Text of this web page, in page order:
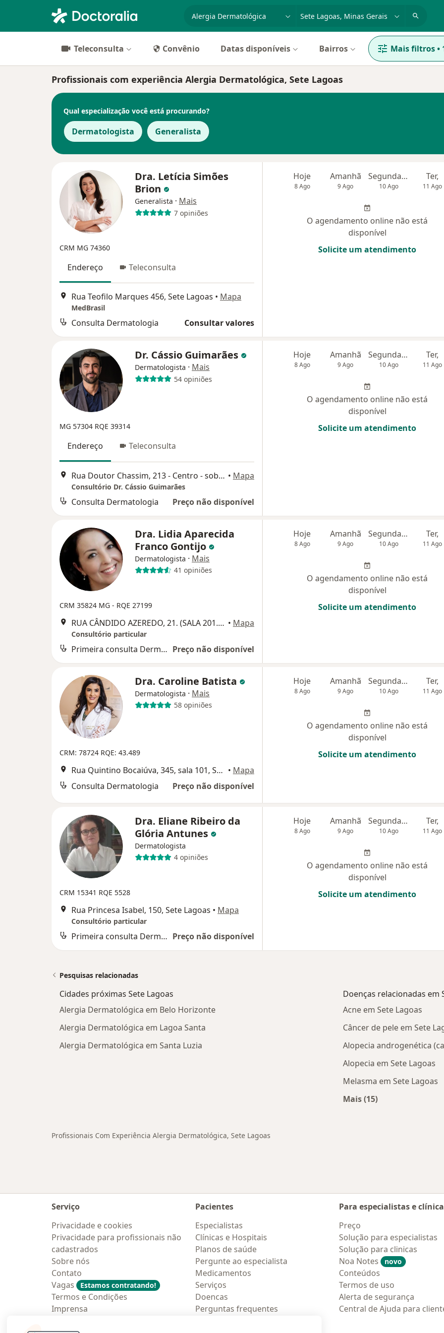
especialidade, doença ou nome
Teleconsulta Convênio Datas disponíveis Bairros Mais filtros•
Profissionais com experiência Alergia Dermatológica, Sete Lagoas
Qual especialização você está procurando?
Dermatologista Generalista
Dra. Letícia Simões
Brion
Generalista · Mais
7 opiniões
CRM MG 74360
Endereço Teleconsulta
Rua Teofilo Marques 456, Sete Lagoas • Mapa
MedBrasil
Consulta Dermatologia Consultar valores
Hoje
8 Ago
Amanhã
9 Ago
Segunda-feira
10 Ago
Ter,
11 Ago
O agendamento online não está
disponível
Solicite um atendimento
Dr. Cássio Guimarães
Dermatologista · Mais
54 opiniões
MG 57304 RQE 39314
Endereço Teleconsulta
Rua Doutor Chassim, 213 - Centro - sobreloja, Sete Lagoas • Mapa
Consultório Dr. Cássio Guimarães
Consulta Dermatologia Preço não disponível
Hoje
8 Ago
Amanhã
9 Ago
Segunda-feira
10 Ago
Ter,
11 Ago
O agendamento online não está
disponível
Solicite um atendimento
Dra. Lidia Aparecida
Franco Gontijo
Dermatologista · Mais
41 opiniões
CRM 35824 MG - RQE 27199
RUA CÂNDIDO AZEREDO, 21. (SALA 201. EDIFÍCIO CENTRO MÉDICO)., Sete Lagoas • Mapa
Consultório particular
Primeira consulta Dermatologia Preço não disponível
Hoje
8 Ago
Amanhã
9 Ago
Segunda-feira
10 Ago
Ter,
11 Ago
O agendamento online não está
disponível
Solicite um atendimento
Dra. Caroline Batista
Dermatologista · Mais
58 opiniões
CRM: 78724 RQE: 43.489
Rua Quintino Bocaiúva, 345, sala 101, Sete Lagoas • Mapa
Consulta Dermatologia
Preço não disponível
Hoje
8 Ago
Amanhã
9 Ago
Segunda-feira
10 Ago
Ter,
11 Ago
O agendamento online não está
disponível
Solicite um atendimento
Dra. Eliane Ribeiro da
Glória Antunes
Dermatologista
4 opiniões
CRM 15341 RQE 5528
Rua Princesa Isabel, 150, Sete Lagoas • Mapa
Consultório particular
Primeira consulta Dermatologia Preço não disponível
Hoje
8 Ago
Amanhã
9 Ago
Segunda-feira
10 Ago
Ter,
11 Ago
O agendamento online não está
disponível
Solicite um atendimento
Pesquisas relacionadas
Cidades próximas Sete Lagoas
Alergia Dermatológica em Belo Horizonte
Alergia Dermatológica em Lagoa Santa
Alergia Dermatológica em Santa Luzia
Doenças relacionadas em
Acne em Sete Lagoas
Câncer de pele em Sete
Alopecia androgenética
Alopecia em Sete Lagoas
Melasma em Sete Lagoas
Mais (15)
Profissionais Com Experiência Alergia Dermatológica, Sete Lagoas
Serviço
Privacidade e cookies
Privacidade para profissionais não
cadastrados
Sobre nós
Contato
Vagas
Estamos contratando!
Termos e Condições
Imprensa
Pacientes
Especialistas
Clínicas e Hospitais
Planos de saúde
Pergunte ao especialista
Medicamentos
Serviços
Doencas
Perguntas frequentes
Para especialistas e
Preço
Solução para especialistas
Solução para clinicas
Noa Notes
novo
Conteúdos
Termos de uso
Alerta de segurança
Central de Ajuda para